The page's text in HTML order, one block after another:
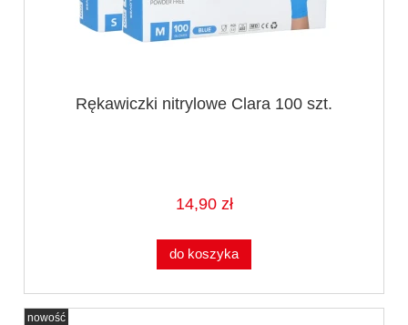
Rękawiczki nitrylowe Clara 100 szt.
14,90 zł
do koszyka
nowość